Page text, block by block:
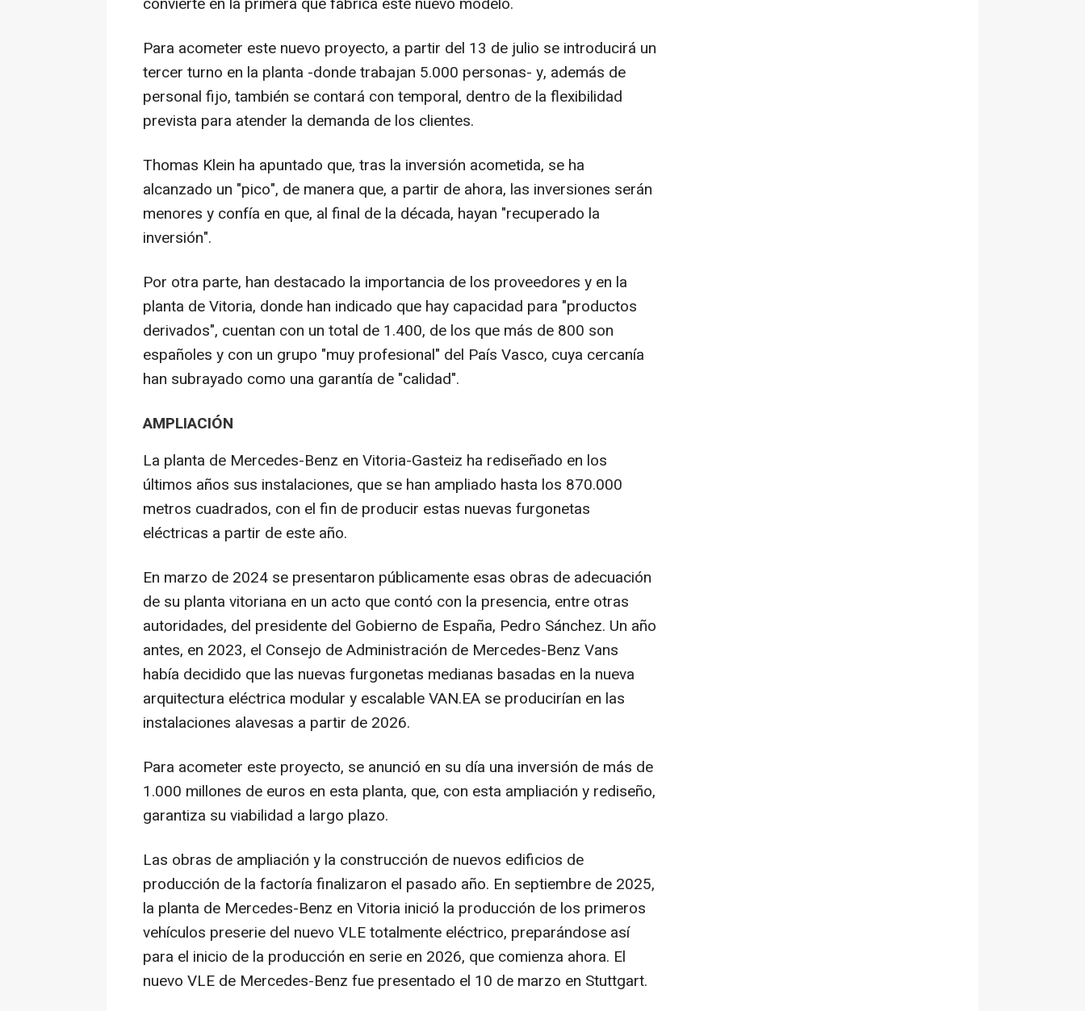
Para acometer este nuevo proyecto, a partir del 13 de julio se introducirá un
tercer turno en la planta -donde trabajan 5.000 personas- y, además de
personal fijo, también se contará con temporal, dentro de la flexibilidad
prevista para atender la demanda de los clientes.
Thomas Klein ha apuntado que, tras la inversión acometida, se ha
alcanzado un "pico", de manera que, a partir de ahora, las inversiones serán
menores y confía en que, al final de la década, hayan "recuperado la
inversión".
Por otra parte, han destacado la importancia de los proveedores y en la
planta de Vitoria, donde han indicado que hay capacidad para "productos
derivados", cuentan con un total de 1.400, de los que más de 800 son
españoles y con un grupo "muy profesional" del País Vasco, cuya cercanía
han subrayado como una garantía de "calidad".
AMPLIACIÓN
La planta de Mercedes-Benz en Vitoria-Gasteiz ha rediseñado en los
últimos años sus instalaciones, que se han ampliado hasta los 870.000
metros cuadrados, con el fin de producir estas nuevas furgonetas
eléctricas a partir de este año.
En marzo de 2024 se presentaron públicamente esas obras de adecuación
de su planta vitoriana en un acto que contó con la presencia, entre otras
autoridades, del presidente del Gobierno de España, Pedro Sánchez. Un año
antes, en 2023, el Consejo de Administración de Mercedes-Benz Vans
había decidido que las nuevas furgonetas medianas basadas en la nueva
arquitectura eléctrica modular y escalable VAN.EA se producirían en las
instalaciones alavesas a partir de 2026.
Para acometer este proyecto, se anunció en su día una inversión de más de
1.000 millones de euros en esta planta, que, con esta ampliación y rediseño,
garantiza su viabilidad a largo plazo.
Las obras de ampliación y la construcción de nuevos edificios de
producción de la factoría finalizaron el pasado año. En septiembre de 2025,
la planta de Mercedes-Benz en Vitoria inició la producción de los primeros
vehículos preserie del nuevo VLE totalmente eléctrico, preparándose así
para el inicio de la producción en serie en 2026, que comienza ahora. El
nuevo VLE de Mercedes-Benz fue presentado el 10 de marzo en Stuttgart.